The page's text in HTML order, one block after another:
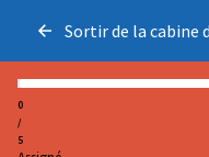
Sortir de la cabine
0
/
5